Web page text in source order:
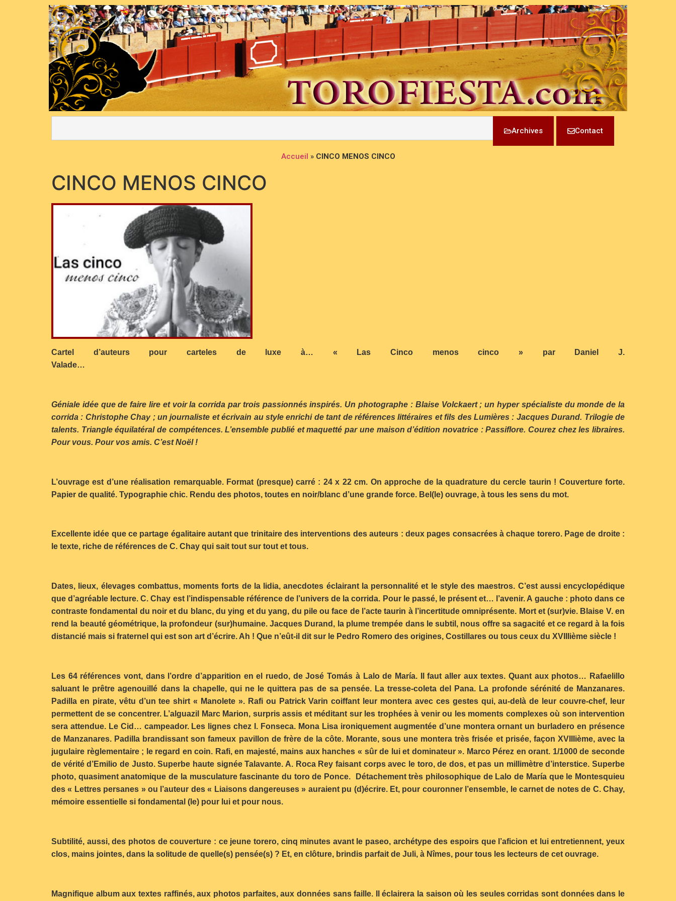
Archives Contact
Accueil » CINCO MENOS CINCO
CINCO MENOS CINCO
Cartel d’auteurs pour carteles de luxe à… « Las Cinco menos cinco » par Daniel J.
Valade…
Géniale idée que de faire lire et voir la corrida par trois passionnés inspirés. Un photographe : Blaise Volckaert ; un hyper spécialiste du monde de la
corrida : Christophe Chay ; un journaliste et écrivain au style enrichi de tant de références littéraires et fils des Lumières : Jacques Durand. Trilogie de
talents. Triangle équilatéral de compétences. L’ensemble publié et maquetté par une maison d’édition novatrice : Passiflore. Courez chez les libraires.
Pour vous. Pour vos amis. C’est Noël !
L’ouvrage est d’une réalisation remarquable. Format (presque) carré : 24 x 22 cm. On approche de la quadrature du cercle taurin ! Couverture forte.
Papier de qualité. Typographie chic. Rendu des photos, toutes en noir/blanc d’une grande force. Bel(le) ouvrage, à tous les sens du mot.
Excellente idée que ce partage égalitaire autant que trinitaire des interventions des auteurs : deux pages consacrées à chaque torero. Page de droite :
le texte, riche de références de C. Chay qui sait tout sur tout et tous.
Dates, lieux, élevages combattus, moments forts de la lidia, anecdotes éclairant la personnalité et le style des maestros. C’est aussi encyclopédique
que d’agréable lecture. C. Chay est l’indispensable référence de l’univers de la corrida. Pour le passé, le présent et… l’avenir. A gauche : photo dans ce
contraste fondamental du noir et du blanc, du ying et du yang, du pile ou face de l’acte taurin à l’incertitude omniprésente. Mort et (sur)vie. Blaise V. en
rend la beauté géométrique, la profondeur (sur)humaine. Jacques Durand, la plume trempée dans le subtil, nous offre sa sagacité et ce regard à la fois
distancié mais si fraternel qui est son art d’écrire. Ah ! Que n’eût-il dit sur le Pedro Romero des origines, Costillares ou tous ceux du XVIIIième siècle !
Les 64 références vont, dans l’ordre d’apparition en el ruedo, de José Tomás à Lalo de María. Il faut aller aux textes. Quant aux photos… Rafaelillo
saluant le prêtre agenouillé dans la chapelle, qui ne le quittera pas de sa pensée. La tresse-coleta del Pana. La profonde sérénité de Manzanares.
Padilla en pirate, vêtu d’un tee shirt « Manolete ». Rafi ou Patrick Varin coiffant leur montera avec ces gestes qui, au-delà de leur couvre-chef, leur
permettent de se concentrer. L’alguazil Marc Marion, surpris assis et méditant sur les trophées à venir ou les moments complexes où son intervention
sera attendue. Le Cid… campeador. Les lignes chez I. Fonseca. Mona Lisa ironiquement augmentée d’une montera ornant un burladero en présence
de Manzanares. Padilla brandissant son fameux pavillon de frère de la côte. Morante, sous une montera très frisée et prisée, façon XVIIIième, avec la
jugulaire règlementaire ; le regard en coin. Rafi, en majesté, mains aux hanches « sûr de lui et dominateur ». Marco Pérez en orant. 1/1000 de seconde
de vérité d’Emilio de Justo. Superbe haute signée Talavante. A. Roca Rey faisant corps avec le toro, de dos, et pas un millimètre d’interstice. Superbe
photo, quasiment anatomique de la musculature fascinante du toro de Ponce. Détachement très philosophique de Lalo de María que le Montesquieu
des « Lettres persanes » ou l’auteur des « Liaisons dangereuses » auraient pu (d)écrire. Et, pour couronner l’ensemble, le carnet de notes de C. Chay,
mémoire essentielle si fondamental (le) pour lui et pour nous.
Subtilité, aussi, des photos de couverture : ce jeune torero, cinq minutes avant le paseo, archétype des espoirs que l’aficion et lui entretiennent, yeux
clos, mains jointes, dans la solitude de quelle(s) pensée(s) ? Et, en clôture, brindis parfait de Juli, à Nîmes, pour tous les lecteurs de cet ouvrage.
Magnifique album aux textes raffinés, aux photos parfaites, aux données sans faille. Il éclairera la saison où les seules corridas sont données dans le